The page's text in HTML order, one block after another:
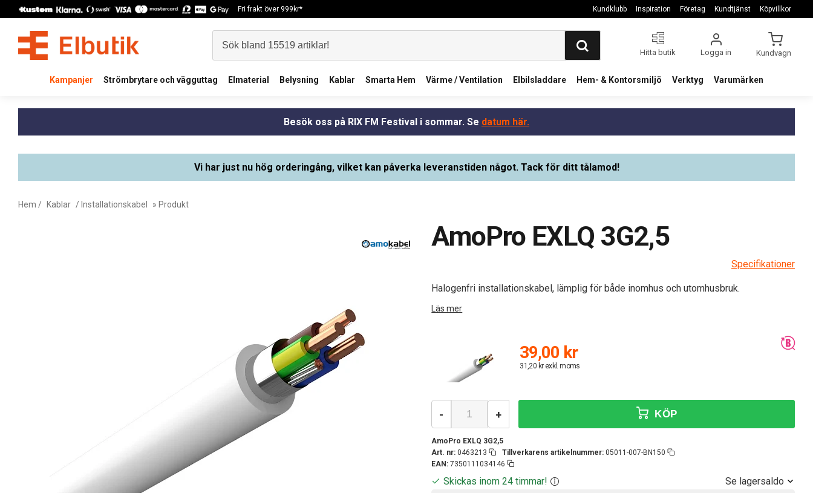
Fri frakt över 999kr* Kundklubb Inspiration Företag Kundtjänst Köpvillkor
Hitta butik Logga in Kundvagn
Kampanjer Strömbrytare och vägguttag Elmaterial Belysning Kablar Smarta Hem Värme / Ventilation Elbilsladdare Hem- & Kontorsmiljö Verktyg Varumärken
Besök oss på RIX FM Festival i sommar. Se datum här.
Vi har just nu hög orderingång, vilket kan påverka leveranstiden något. Tack för ditt tålamod!
Hem / Kablar / Installationskabel » Produkt
AmoPro EXLQ 3G2,5
Specifikationer
Halogenfri installationskabel, lämplig för både inomhus och utomhusbruk.
Läs mer
39,00 kr
31,20 kr exkl. moms
AmoPro EXLQ 3G2,5
Art. nr: 0463213 Tillverkarens artikelnummer: 05011-007-BN150
EAN: 7350111034146
- + KÖP
Skickas inom 24 timmar! Se lagersaldo